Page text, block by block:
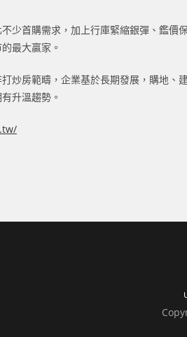
少首購需求，加上行庫緊縮銀彈、鑑
最大贏家。
炒房範疇，企業基於長期發展，購地
升溫趨勢。